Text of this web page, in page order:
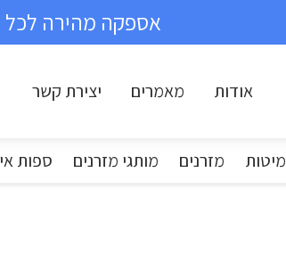
אספקה מהירה לכל הארץ >> 30
אודות מאמרים יצירת קשר
מיטות מזרנים מותגי מזרנים ספות